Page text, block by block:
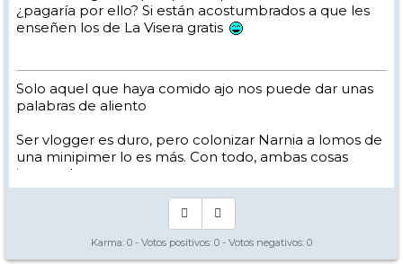
¿pagaría por ello? Si están acostumbrados a que les
enseñen los de La Visera gratis
Solo aquel que haya comido ajo nos puede dar unas
palabras de aliento
Ser vlogger es duro, pero colonizar Narnia a lomos de
una minipimer lo es más. Con todo, ambas cosas
intento hacer.
Yo hago esquí extremo : voy de extremo a extremo
Los caminos del esquí son inescrotables ...
Karma: 0 - Votos positivos: 0 - Votos negativos: 0